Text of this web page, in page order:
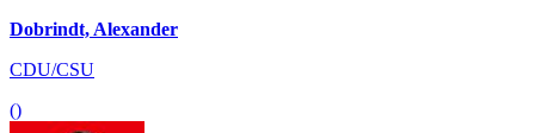
Dobrindt, Alexander
CDU/CSU
()